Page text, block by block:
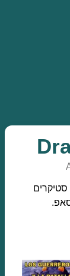
📦 החבילה 'Dragón Ball Capitulos' כוללת 30 סטיקרים